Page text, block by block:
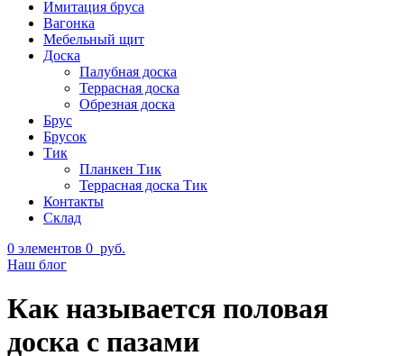
Имитация бруса
Вагонка
Мебельный щит
Доска
Палубная доска
Террасная доска
Обрезная доска
Брус
Брусок
Тик
Планкен Тик
Террасная доска Тик
Контакты
Склад
0 элементов 0 руб.
Наш блог
Как называется половая
доска с пазами